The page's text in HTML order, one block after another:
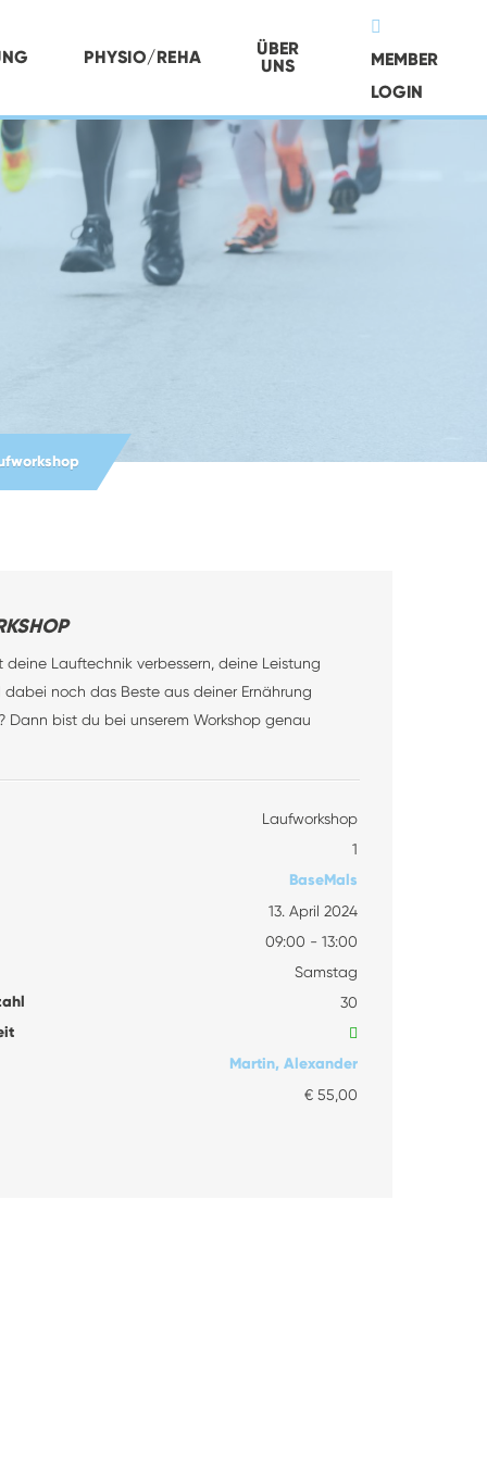
PHYSIO/REHA
ÜBER
UNS
MEMBER
LOGIN
deine Lauftechnik verbessern, deine Leistung
dabei noch das Beste aus deiner Ernährung
Dann bist du bei unserem Workshop genau
Laufworkshop
1
BaseMals
13. April 2024
09:00 - 13:00
Samstag
30
Martin, Alexander
€ 55,00